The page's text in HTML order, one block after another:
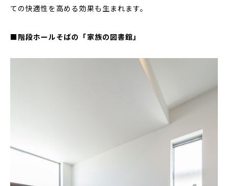
ての快適性を高める効果も生まれます。
■階段ホールそばの「家族の図書館」